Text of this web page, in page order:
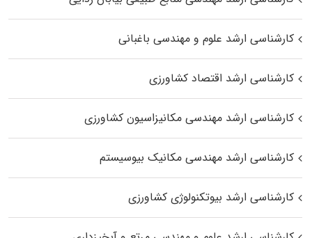
کارشناسی ارشد علوم و مهندسی باغبانی
کارشناسی ارشد اقتصاد کشاورزی
کارشناسی ارشد مهندسی مکانیزاسیون کشاورزی
کارشناسی ارشد مهندسی مکانیک بیوسیستم
کارشناسی ارشد بیوتکنولوژی کشاورزی